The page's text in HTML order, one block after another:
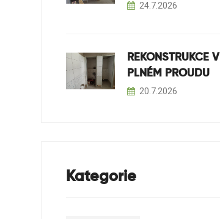
24.7.2026
REKONSTRUKCE V
PLNÉM PROUDU
20.7.2026
Kategorie